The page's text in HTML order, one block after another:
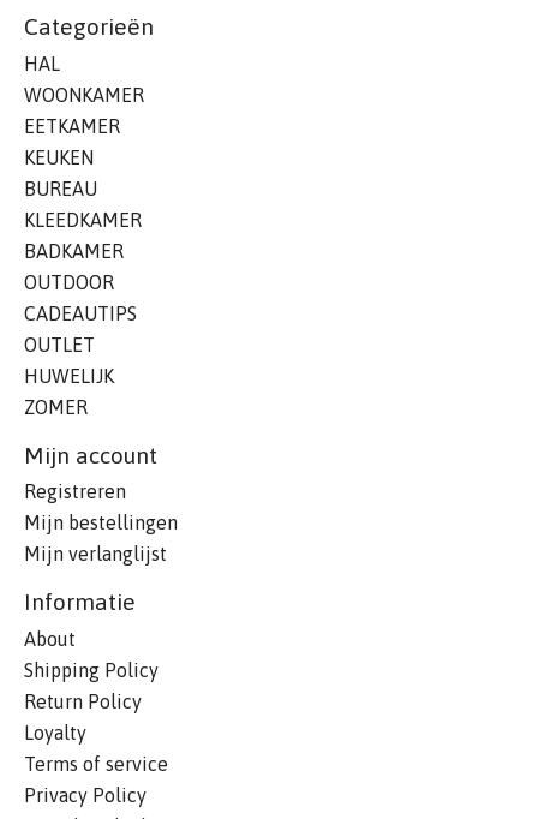
Categorieën
HAL
WOONKAMER
EETKAMER
KEUKEN
BUREAU
KLEEDKAMER
BADKAMER
OUTDOOR
CADEAUTIPS
OUTLET
HUWELIJK
ZOMER
Mijn account
Registreren
Mijn bestellingen
Mijn verlanglijst
Informatie
About
Shipping Policy
Return Policy
Loyalty
Terms of service
Privacy Policy